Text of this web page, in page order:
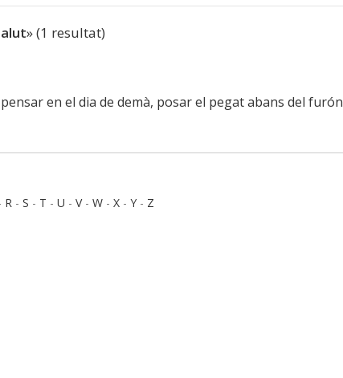
» (1 resultat)
en el dia de demà, posar el pegat abans del
R - S - T - U - V- W - X - Y - Z